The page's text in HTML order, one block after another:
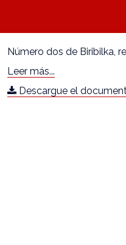
Número dos de Biribilka,
Leer más...
Descargue el